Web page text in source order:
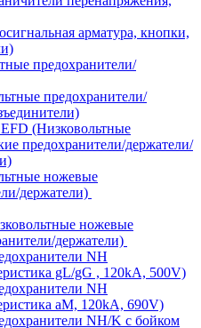
арматура, кнопки,
предохранители/
предохранители/
(Низковольтные
предохранители/держатели/
ножевые
держатели)
ножевые
держатели)
NH
gL/gG , 120kA, 500V)
NH
aM, 120kA, 690V)
NH/K с бойком